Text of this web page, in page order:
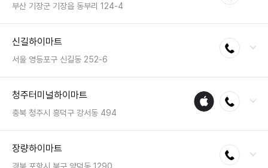
영업시간 : 금일 10:30~20:30
부산 기장군 기장읍 동부리 124-4
팩스 : 050-2333-1206
영업시간 : 금일 10:30~20:30
신길하이마트
서울 영등포구 신길동 252-6
전화연결
팩스 : 050-2222-0379
영업시간 : 금일 10:30~20:30
청주터미널하이마트
충북 청주시 흥덕구 강서동 494
애플
수리
전화연결
팩스 : 050-2222-1485
영업시간 : 금일 10:30~20:30
장량하이마트
경북 포항시 북구 양덕동 1290
전화연결